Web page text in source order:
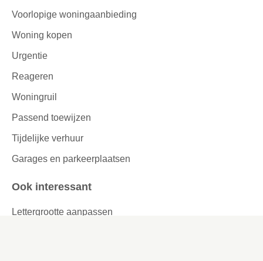
Voorlopige woningaanbieding
Woning kopen
Urgentie
Reageren
Woningruil
Passend toewijzen
Tijdelijke verhuur
Garages en parkeerplaatsen
Ook interessant
Lettergrootte aanpassen